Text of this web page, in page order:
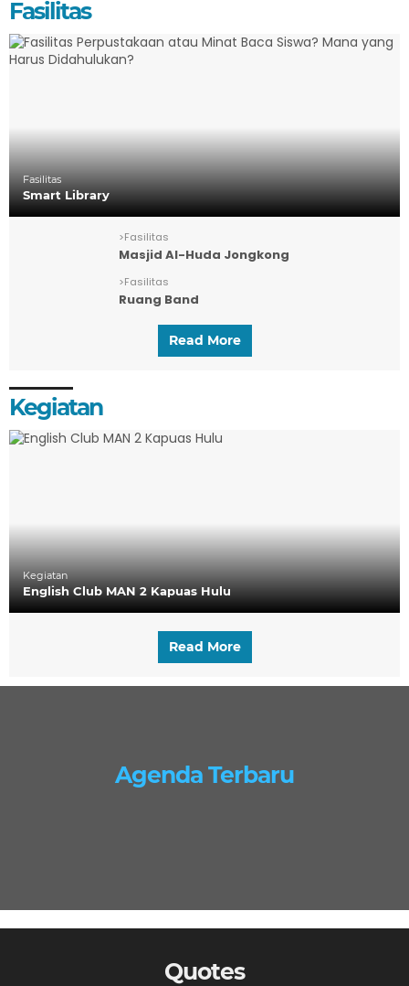
Fasilitas
Fasilitas
Smart Library
>Fasilitas
Masjid Al-Huda Jongkong
>Fasilitas
Ruang Band
Read More
Kegiatan
Kegiatan
English Club MAN 2 Kapuas Hulu
Read More
Agenda Terbaru
Quotes